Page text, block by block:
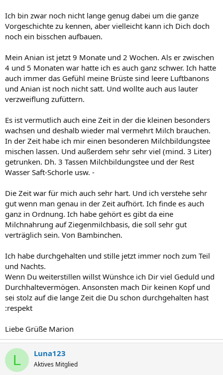
Ich bin zwar noch nicht lange genug dabei um die ganze
Vorgeschichte zu kennen, aber vielleicht kann ich Dich doch
noch ein bisschen aufbauen.
Mein Anian ist jetzt 9 Monate und 2 Wochen. Als er zwischen
4 und 5 Monaten war hatte ich es auch ganz schwer. Ich hatte
auch immer das Gefühl meine Brüste sind leere Luftbanons
und Anian ist noch nicht satt. Und wollte auch aus lauter
verzweiflung zufüttern.
Es ist vermutlich auch eine Zeit in der die kleinen besonders
wachsen und deshalb wieder mal vermehrt Milch brauchen.
In der Zeit habe ich mir einen besonderen Milchbildungstee
mischen lassen. Und außerdem sehr sehr viel (mind. 3 Liter)
getrunken. Dh. 3 Tassen Milchbildungstee und der Rest
Wasser Saft-Schorle usw. -
Die Zeit war für mich auch sehr hart. Und ich verstehe sehr
gut wenn man genau in der Zeit aufhört. Ich finde es auch
ganz in Ordnung. Ich habe gehört es gibt da eine
Milchnahrung auf Ziegenmilchbasis, die soll sehr gut
verträglich sein. Von Bambinchen.
Ich habe durchgehalten und stille jetzt immer noch zum Teil
und Nachts.
Wenn Du weiterstillen willst Wünshce ich Dir viel Geduld und
Durchhaltevermögen. Ansonsten mach Dir keinen Kopf und
sei stolz auf die lange Zeit die Du schon durchgehalten hast
:respekt
Liebe Grüße Marion
L Luna123
Aktives Mitglied